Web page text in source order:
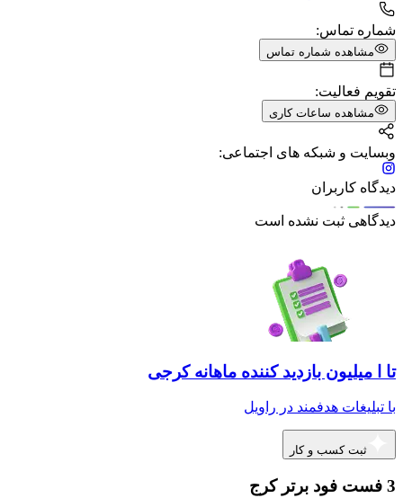
شماره تماس:
مشاهده شماره تماس
تقویم فعالیت:
مشاهده ساعات کاری
وبسایت و شبکه های اجتماعی:
دیدگاه کاربران
دیدگاهی ثبت نشده است
تا ا میلیون بازدید کننده ماهانه کرجی
با تبلیغات هدفمند در راویل
ثبت کسب و کار
3 فست فود برتر کرج